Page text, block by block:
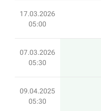
17.03.2026
05:00
07.03.2026
05:30
09.04.2025
05:30